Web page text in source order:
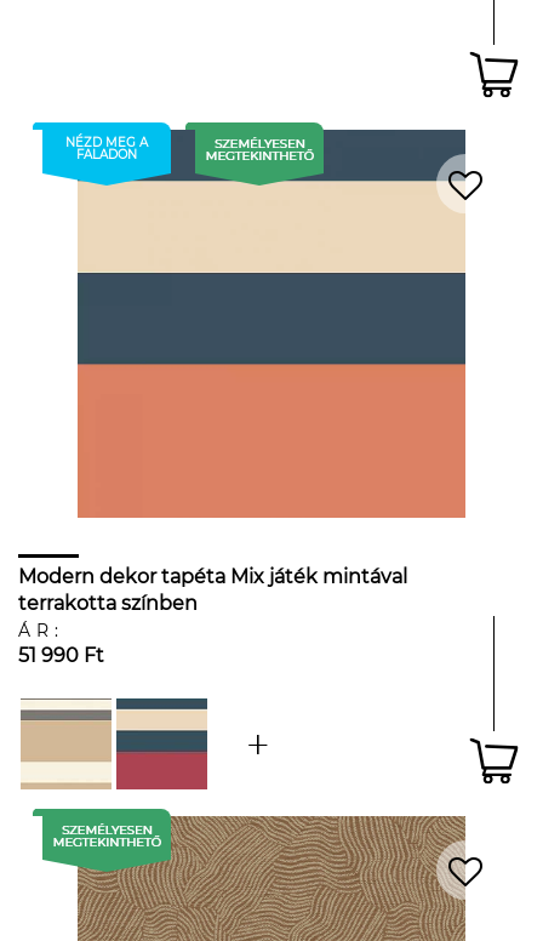
NÉZD MEG A
FALADON
Modern dekor tapéta Mix játék mintával
terrakotta színben
ÁR:
51 990 Ft